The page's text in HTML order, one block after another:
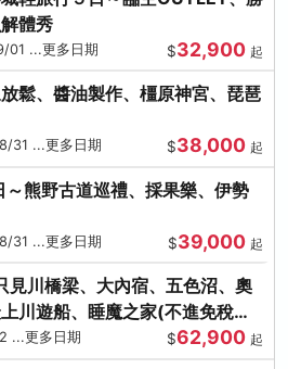
體秀
...更多日期 $32,900 起
鬆、醬油製作、橿原神宮、琵琶
31 ...更多日期 $38,000 起
～熊野古道巡禮、採果樂、伊勢
31 ...更多日期 $39,000 起
見川橋梁、大內宿、五色沼、奧
川遊船、睡魔之家(不進免稅店)
...更多日期 $62,900 起